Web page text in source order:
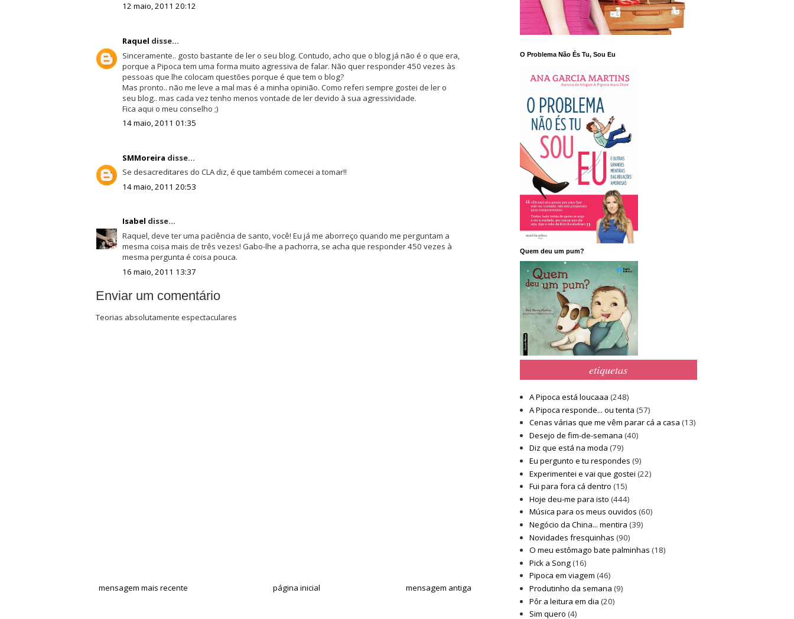
12 maio, 2011 20:12
Raquel disse...
Sinceramente.. gosto bastante de ler o seu blog. Contudo, acho que o blog já não é o que era,
porque a Pipoca tem uma forma muito agressiva de falar. Não quer responder 450 vezes às
pessoas que lhe colocam questões porque é que tem o blog?
Mas pronto.. não me leve a mal mas é a minha opinião. Como referi sempre gostei de ler o
seu blog.. mas cada vez tenho menos vontade de ler devido à sua agressividade.
Fica aqui o meu conselho ;)
14 maio, 2011 01:35
SMMoreira disse...
Se desacreditares do CLA diz, é que também comecei a tomar!!
14 maio, 2011 20:53
Isabel disse...
Raquel, deve ter uma paciência de santo, você! Eu já me aborreço quando me perguntam a
mesma coisa mais de três vezes! Gabo-lhe a pachorra, se acha que responder 450 vezes à
mesma pergunta é coisa pouca.
16 maio, 2011 13:37
Enviar um comentário
Teorias absolutamente espectaculares
mensagem mais recente mensagem antiga
página inicial
O Problema Não És Tu, Sou Eu
Quem deu um pum?
etiquetas
A Pipoca está loucaaa (248)
A Pipoca responde... ou tenta (57)
Cenas várias que me vêm parar cá a casa (13)
Desejo de fim-de-semana (40)
Diz que está na moda (79)
Eu pergunto e tu respondes (9)
Experimentei e vai que gostei (22)
Fui para fora cá dentro (15)
Hoje deu-me para isto (444)
Música para os meus ouvidos (60)
Negócio da China... mentira (39)
Novidades fresquinhas (90)
O meu estômago bate palminhas (18)
Pick a Song(16)
Pipoca em viagem (46)
Produtinho da semana (9)
Pôr a leitura em dia (20)
Sim quero (4)